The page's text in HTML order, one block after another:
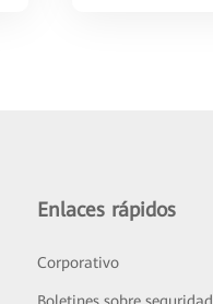
Enlaces rápidos
Corporativo